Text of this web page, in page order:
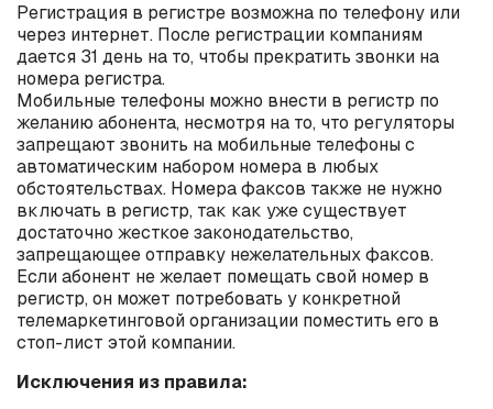
Регистрация в регистре возможна по телефону или
через интернет. После регистрации компаниям
дается 31 день на то, чтобы прекратить звонки на
номера регистра.
Мобильные телефоны можно внести в регистр по
желанию абонента, несмотря на то, что регуляторы
запрещают звонить на мобильные телефоны с
автоматическим набором номера в любых
обстоятельствах. Номера факсов также не нужно
включать в регистр, так как уже существует
достаточно жесткое законодательство,
запрещающее отправку нежелательных факсов.
Если абонент не желает помещать свой номер в
регистр, он может потребовать у конкретной
телемаркетинговой организации поместить его в
стоп-лист этой компании.
Исключения из правила: